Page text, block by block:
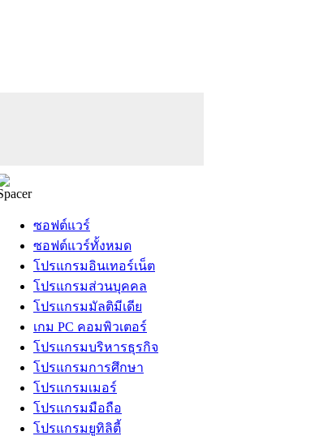
ซอฟต์แวร์
ซอฟต์แวร์ทั้งหมด
โปรแกรมอินเทอร์เน็ต
โปรแกรมส่วนบุคคล
โปรแกรมมัลติมีเดีย
เกม PC คอมพิวเตอร์
โปรแกรมบริหารธุรกิจ
โปรแกรมการศึกษา
โปรแกรมเมอร์
โปรแกรมมือถือ
โปรแกรมยูทิลิตี้